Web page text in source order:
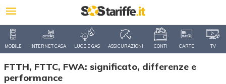
MOBILE INTERNET CASA LUCE E GAS ASSICURAZIONI CONTI CARTE TV
FTTH, FTTC, FWA: significato, differenze e
performance